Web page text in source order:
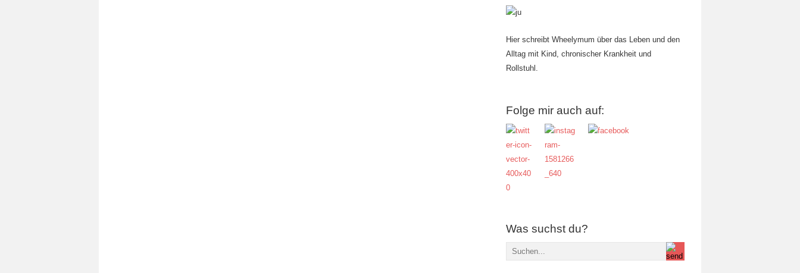
Hier schreibt Wheelymum über das Leben und den
Alltag mit Kind, chronischer Krankheit und
Rollstuhl.
Folge mir auch auf:
Was suchst du?